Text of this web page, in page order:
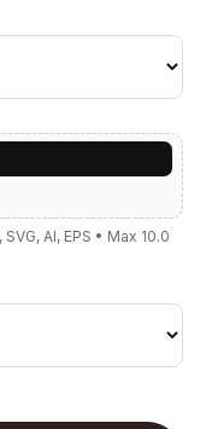
AI, EPS • Max 10.0